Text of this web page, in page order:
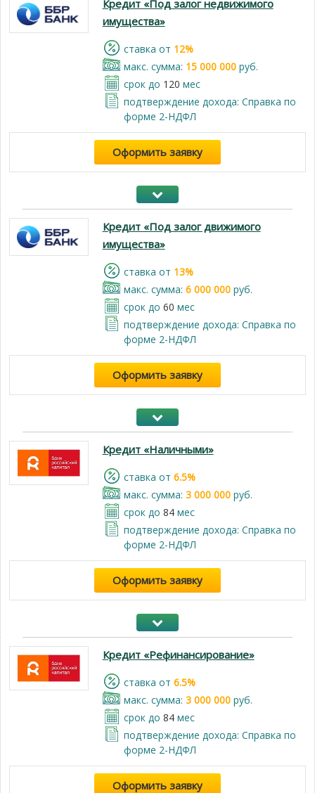
Кредит «Под залог недвижимого
имущества»
cтавка от 12%
макс. сумма: 15 000 000руб.
срок до 120 мес
подтверждение дохода: Справка по
форме 2-НДФЛ
Оформить заявку
Кредит «Под залог движимого
имущества»
cтавка от 13%
макс. сумма: 6 000 000руб.
срок до 60 мес
подтверждение дохода: Справка по
форме 2-НДФЛ
Оформить заявку
Кредит «Наличными»
cтавка от 6.5%
макс. сумма: 3 000 000руб.
срок до 84мес
подтверждение дохода: Справка по
форме 2-НДФЛ
Оформить заявку
Кредит «Рефинансирование»
cтавка от 6.5%
макс. сумма: 3 000 000руб.
срок до 84мес
подтверждение дохода: Справка по
форме 2-НДФЛ
Оформить заявку